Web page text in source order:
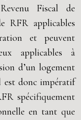
Fiscal de
RFR applicables
et peuvent
applicables à
d’un logement
est donc impératif
spécifiquement
en tant que